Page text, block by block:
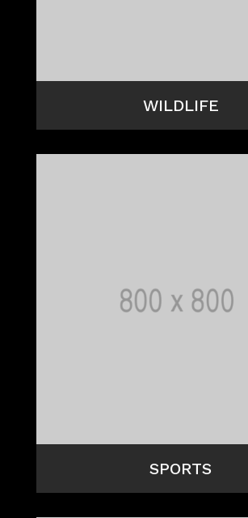
WILDLIFE
SPORTS